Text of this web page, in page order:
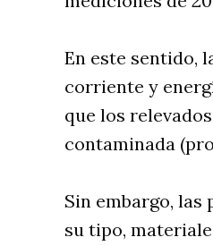
En este sentido,
corriente y
que los
contaminada
Sin embargo,
su tipo,